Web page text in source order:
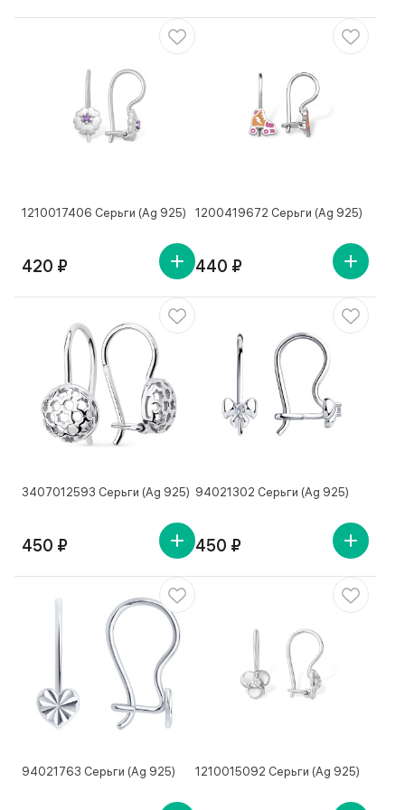
1210017406 Серьги (Ag 925)
420 ₽
1200419672 Серьги (Ag 925)
440 ₽
3407012593 Серьги (Ag 925)
450 ₽
94021302 Серьги (Ag 925)
450 ₽
94021763 Серьги (Ag 925) 1210015092 Серьги (Ag 925)